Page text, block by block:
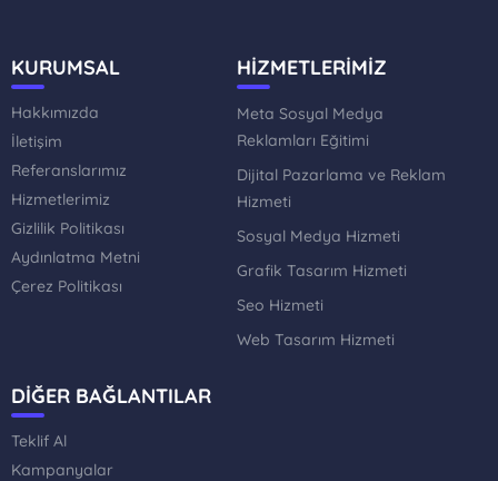
KURUMSAL
Hakkımızda
İletişim
Referanslarımız
Hizmetlerimiz
Gizlilik Politikası
Aydınlatma Metni
Çerez Politikası
HİZMETLERİMİZ
Meta Sosyal Medya
Reklamları Eğitimi
Dijital Pazarlama ve Reklam
Hizmeti
Sosyal Medya Hizmeti
Grafik Tasarım Hizmeti
Seo Hizmeti
Web Tasarım Hizmeti
DİĞER BAĞLANTILAR
Teklif Al
Kampanyalar